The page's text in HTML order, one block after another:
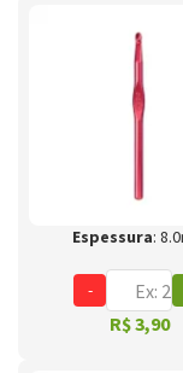
Espessura:
-
R$ 3,90